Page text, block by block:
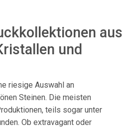
aus
und
riesige Auswahl an
Steinen. Die meisten
teils sogar unter
Ob extravagant oder